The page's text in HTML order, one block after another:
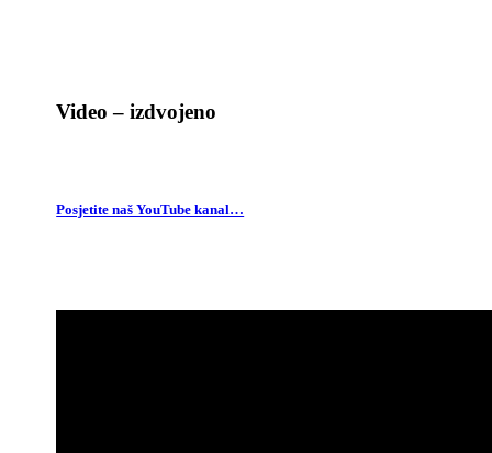
Video – izdvojeno
Posjetite naš YouTube kanal…